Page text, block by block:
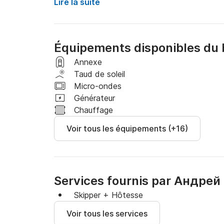
Équipement : Systèmes de navigation
Prestations de service:
Capitaine : Capitaine professionnel
Circuits individuels : Possibilité de créer un
Activités nautiques : Possibilité de location
Prix ​​du loyer :
Location journée complète (8 heures)
Notre yacht offre toutes les conditions pour
maintenant et commencez votre voyage
Lire la suite
Équipements disponibles du
Annexe
Taud de soleil
Micro-ondes
Générateur
Chauffage
Voir tous les équipements (+16)
Services fournis par Андрей
Skipper + Hôtesse
Voir tous les services